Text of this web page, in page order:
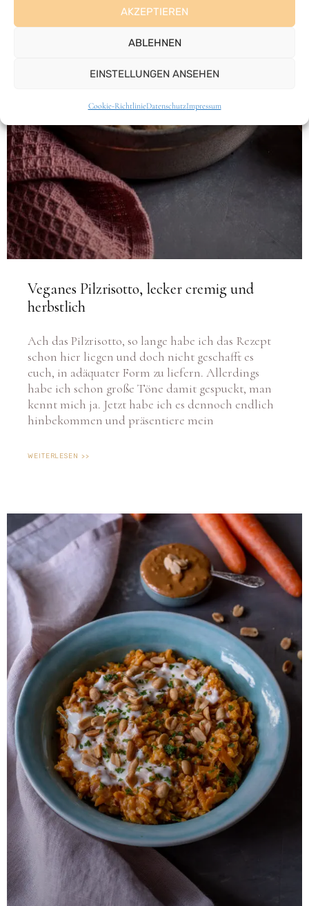
AKZEPTIEREN
ABLEHNEN
EINSTELLUNGEN ANSEHEN
Cookie-RichtlinieDatenschutzImpressum
Veganes Pilzrisotto, lecker cremig und
herbstlich
Ach das Pilzrisotto, so lange habe ich das Rezept
schon hier liegen und doch nicht geschafft es
euch, in adäquater Form zu liefern. Allerdings
habe ich schon große Töne damit gespuckt, man
kennt mich ja. Jetzt habe ich es dennoch endlich
hinbekommen und präsentiere mein
WEITERLESEN >>